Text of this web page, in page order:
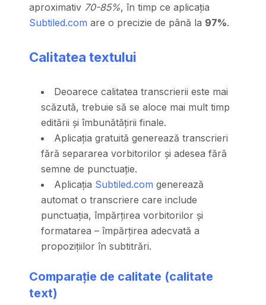
aproximativ 70-85%, în timp ce aplicația
Subtiled.com are o precizie de până la 97%.
Calitatea textului
Deoarece calitatea transcrierii este mai
scăzută, trebuie să se aloce mai mult timp
editării și îmbunătățirii finale.
Aplicația gratuită generează transcrieri
fără separarea vorbitorilor și adesea fără
semne de punctuație.
Aplicația Subtiled.com generează
automat o transcriere care include
punctuația, împărțirea vorbitorilor și
formatarea – împărțirea adecvată a
propozițiilor în subtitrări.
Comparație de calitate (calitate
text)